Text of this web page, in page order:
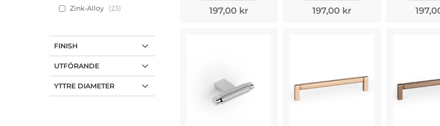
197,00 kr 197,00 kr
Zink-Alloy
23
FINISH
UTFÖRANDE
YTTRE DIAMETER